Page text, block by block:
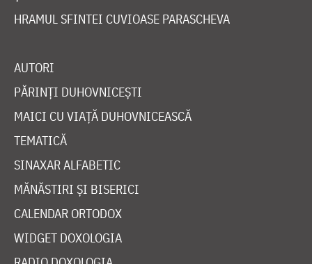
HRAMUL SFINTEI CUVIOASE PARASCHEVA
AUTORI
PĂRINȚI DUHOVNICEȘTI
MAICI CU VIAȚĂ DUHOVNICEASCĂ
TEMATICĂ
SINAXAR ALFABETIC
MĂNĂSTIRI ȘI BISERICI
CALENDAR ORTODOX
WIDGET DOXOLOGIA